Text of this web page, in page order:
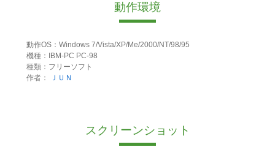
動作環境
動作OS：Windows 7/Vista/XP/Me/2000/NT/98/95
機種：IBM-PC PC-98
種類：フリーソフト
作者：
ＪＵＮ
スクリーンショット